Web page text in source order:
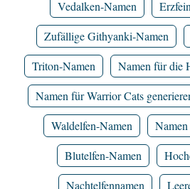
Vedalken-Namen
Zufällige Githyanki-Namen
Triton-Namen
Namen für die
Namen für Warrior Cats
Waldelfen-Namen
Blutelfen-Namen
Nachtelfennamen